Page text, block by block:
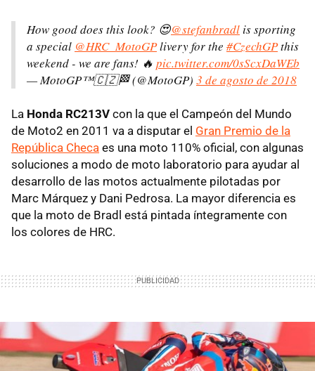
How good does this look? 😍@stefanbradlis sporting
a special @HRC_MotoGPlivery for the #CzechGPthis
weekend - we are fans! 🔥 pic.twitter.com/0sScxDaWEb
— MotoGP™🇨🇿🏁 (@MotoGP) 3 de agosto de 2018
La Honda RC213V con la que el Campeón del Mundo
de Moto2 en 2011 va a disputar el Gran Premio de la
República Checa es una moto 110% oficial, con algunas
soluciones a modo de moto laboratorio para ayudar al
desarrollo de las motos actualmente pilotadas por
Marc Márquez y Dani Pedrosa. La mayor diferencia es
que la moto de Bradl está pintada íntegramente con
los colores de HRC.